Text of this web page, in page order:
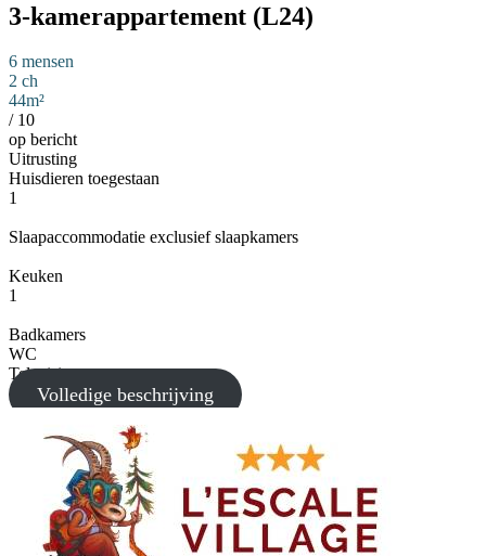
3-kamerappartement (L24)
6 mensen
2 ch
44m²
/ 10
op bericht
Uitrusting
Huisdieren toegestaan
1
Slaapaccommodatie exclusief slaapkamers
Keuken
1
Badkamers
WC
Televisie
Volledige beschrijving